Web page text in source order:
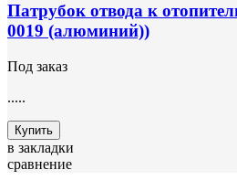
Патрубок отвода к
0019 (алюминий))
Под заказ
.....
Купить
в закладки
сравнение